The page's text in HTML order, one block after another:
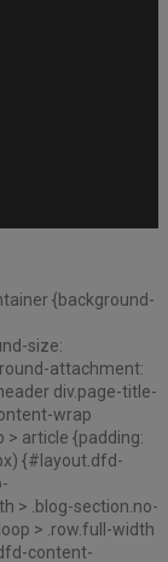
{background-
size:
attachment:
div.page-title-
wrap
article {padding:
{#layout.dfd-
> .blog-section.no-
> .row.full-width
content-